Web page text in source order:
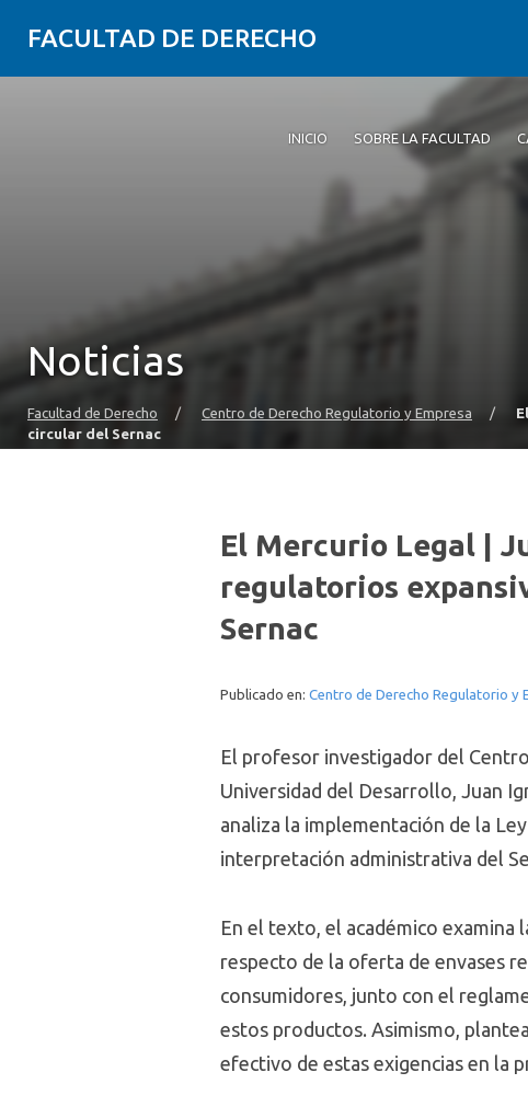
FACULTAD DE DERECHO
INICIO SOBRE LA FACULTAD
Noticias
Facultad de Derecho / Centro de Derecho Regulatorio y Empresa /
circular del Sernac
El Mercurio Legal |
regulatorios
Sernac
Publicado en: Centro de Derecho Regulatorio y
El profesor investigador del
Universidad del Desarrollo, Juan
analiza la implementación de la
interpretación administrativa del
En el texto, el académico examina
respecto de la oferta de envases
consumidores, junto con el
estos productos. Asimismo,
efectivo de estas exigencias en la